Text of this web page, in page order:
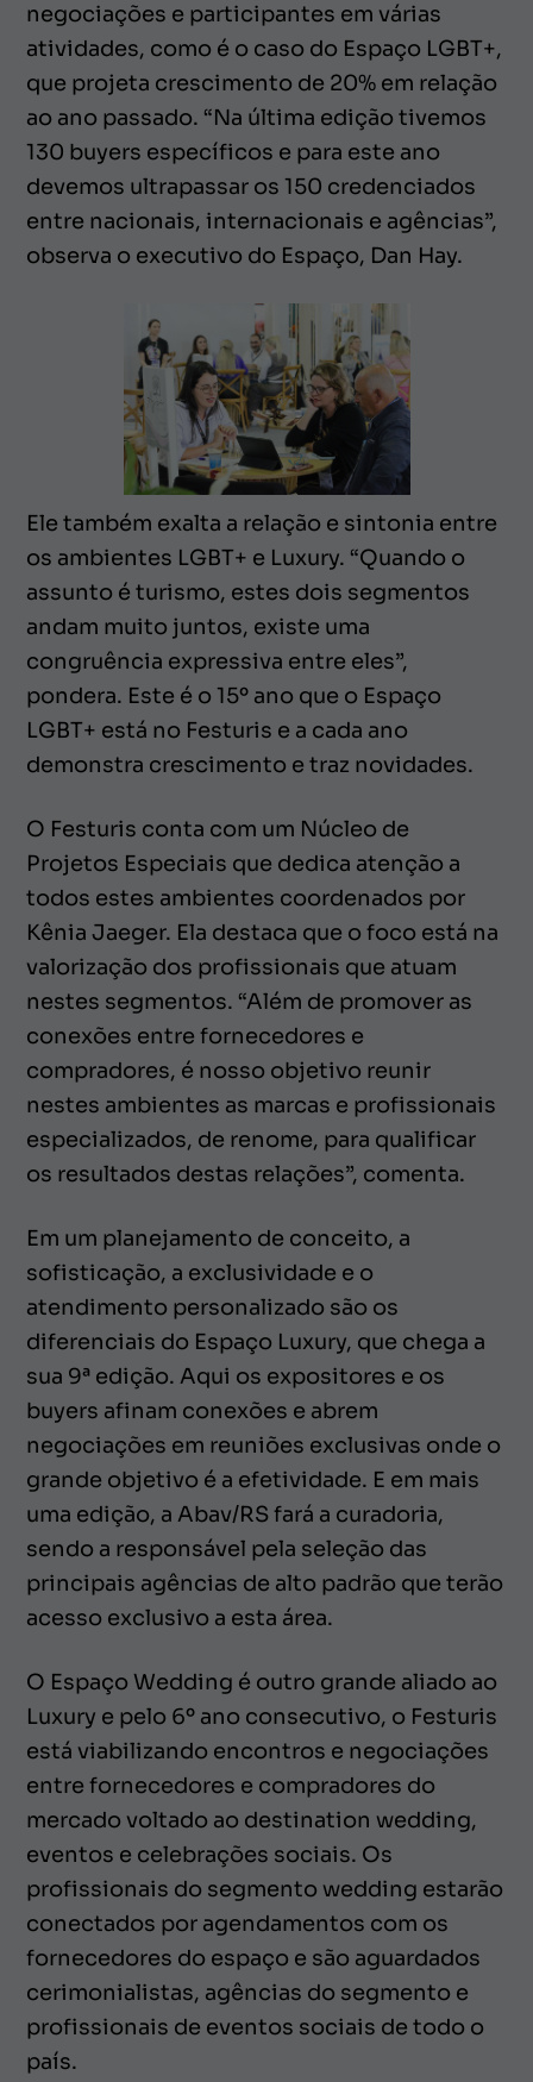
negociações e participantes em várias
atividades, como é o caso do Espaço LGBT+,
que projeta crescimento de 20% em relação
ao ano passado. “Na última edição tivemos
130 buyers específicos e para este ano
devemos ultrapassar os 150 credenciados
entre nacionais, internacionais e agências”,
observa o executivo do Espaço, Dan Hay.
Ele também exalta a relação e sintonia entre
os ambientes LGBT+ e Luxury. “Quando o
assunto é turismo, estes dois segmentos
andam muito juntos, existe uma
congruência expressiva entre eles”,
pondera. Este é o 15º ano que o Espaço
LGBT+ está no Festuris e a cada ano
demonstra crescimento e traz novidades.
O Festuris conta com um Núcleo de
Projetos Especiais que dedica atenção a
todos estes ambientes coordenados por
Kênia Jaeger. Ela destaca que o foco está na
valorização dos profissionais que atuam
nestes segmentos. “Além de promover as
conexões entre fornecedores e
compradores, é nosso objetivo reunir
nestes ambientes as marcas e profissionais
especializados, de renome, para qualificar
os resultados destas relações”, comenta.
Em um planejamento de conceito, a
sofisticação, a exclusividade e o
atendimento personalizado são os
diferenciais do Espaço Luxury, que chega a
sua 9ª edição. Aqui os expositores e os
buyers afinam conexões e abrem
negociações em reuniões exclusivas onde o
grande objetivo é a efetividade. E em mais
uma edição, a Abav/RS fará a curadoria,
sendo a responsável pela seleção das
principais agências de alto padrão que terão
acesso exclusivo a esta área.
O Espaço Wedding é outro grande aliado ao
Luxury e pelo 6º ano consecutivo, o Festuris
está viabilizando encontros e negociações
entre fornecedores e compradores do
mercado voltado ao destination wedding,
eventos e celebrações sociais. Os
profissionais do segmento wedding estarão
conectados por agendamentos com os
fornecedores do espaço e são aguardados
cerimonialistas, agências do segmento e
profissionais de eventos sociais de todo o
país.